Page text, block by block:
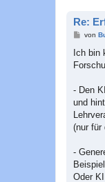
Re:
B
i
r
von
Ich bin
- Den
und
(nur für
-
Oder